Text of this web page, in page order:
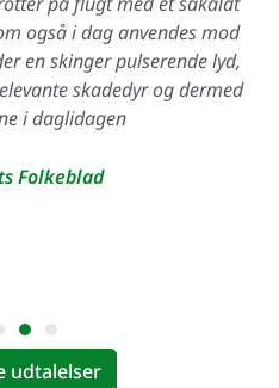
også i dag anvendes mod
en skinger pulserende lyd,
skadedyr og dermed
i daglidagen
Folkeblad
udtalelser